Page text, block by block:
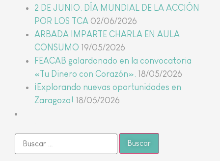
2 DE JUNIO. DÍA MUNDIAL DE LA ACCIÓN
POR LOS TCA 02/06/2026
ARBADA IMPARTE CHARLA EN AULA
CONSUMO 19/05/2026
FEACAB galardonado en la convocatoria
«Tu Dinero con Corazón». 18/05/2026
¡Explorando nuevas oportunidades en
Zaragoza! 18/05/2026